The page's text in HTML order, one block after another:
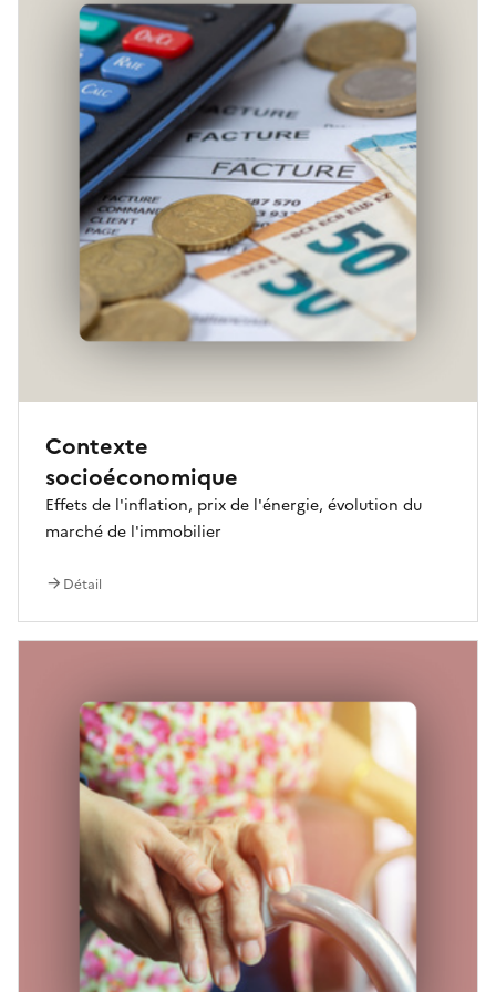
Contexte
socioéconomique
Effets de l'inflation, prix de l'énergie, évolution du
marché de l'immobilier
Détail